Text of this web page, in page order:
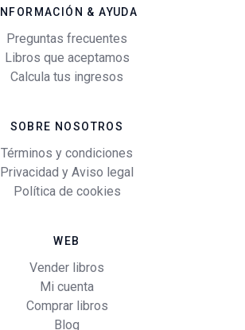
INFORMACIÓN & AYUDA
Preguntas frecuentes
Libros que aceptamos
Calcula tus ingresos
SOBRE NOSOTROS
Términos y condiciones
Privacidad y Aviso legal
Política de cookies
WEB
Vender libros
Mi cuenta
Comprar libros
Blog